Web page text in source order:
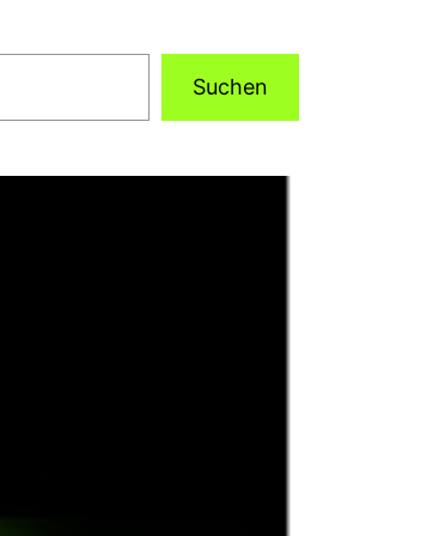
Suchen